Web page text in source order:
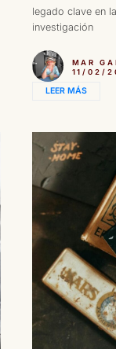
legado clave en
investigación
MAR
11/02/
LEER MÁS